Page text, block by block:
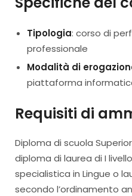
Tipologia: corso di
professionale
Modalità di
piattaforma
Requisiti di
Diploma di scuola
diploma di laurea di I
specialistica in Lingue o
secondo l’ordinamento